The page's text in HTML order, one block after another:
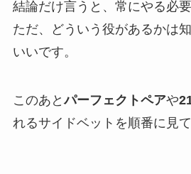
結論だけ言うと、常にやる必要
ただ、どういう役があるかは
いいです。
このあとパーフェクトペアや
れるサイドベットを順番に見て